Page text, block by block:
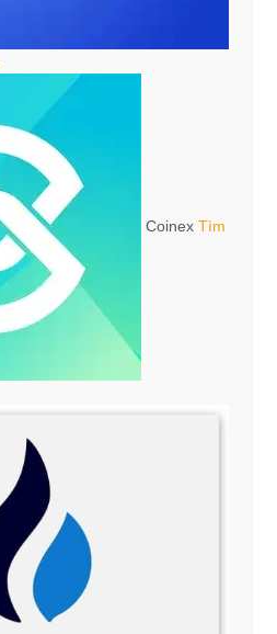
Coinex Tìm